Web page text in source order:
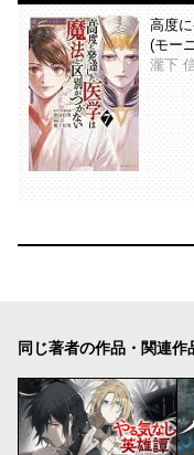
高度
(モー
瀧下
同じ著者の作品・関連作